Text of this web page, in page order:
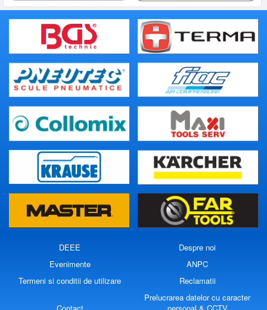
DEEE
Despre noi
Evenimente
ANPC
Termeni si conditii de utilizare
Reclamatii
Prelucrarea datelor cu caracter